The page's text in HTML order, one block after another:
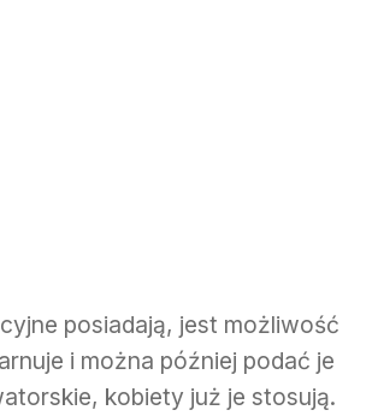
posiadają, jest możliwość
i można później podać je
kobiety już je stosują.